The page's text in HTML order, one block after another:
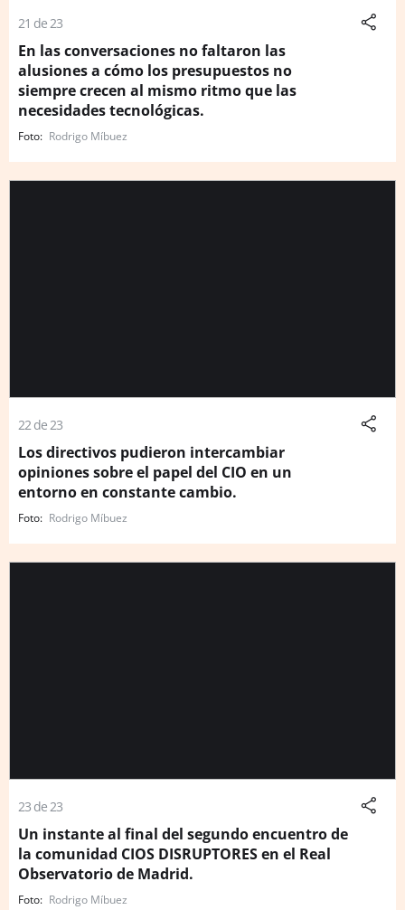
21 de 23
En las conversaciones no faltaron las
alusiones a cómo los presupuestos no
siempre crecen al mismo ritmo que las
necesidades tecnológicas.
Rodrigo Míbuez
22 de 23
Los directivos pudieron intercambiar
opiniones sobre el papel del CIO en un
entorno en constante cambio.
Rodrigo Míbuez
23 de 23
Un instante al final del segundo encuentro de
la comunidad CIOS DISRUPTORES en el Real
Observatorio de Madrid.
Rodrigo Míbuez